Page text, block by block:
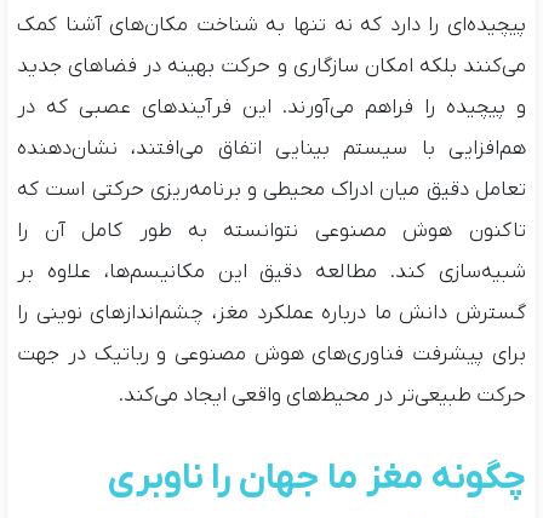
پیچیده‌ای را دارد که نه تنها به شناخت مکان‌های آشنا کمک
می‌کنند بلکه امکان سازگاری و حرکت بهینه در فضاهای جدید
و پیچیده را فراهم می‌آورند. این فرآیندهای عصبی که در
هم‌افزایی با سیستم بینایی اتفاق می‌افتند، نشان‌دهنده
تعامل دقیق میان ادراک محیطی و برنامه‌ریزی حرکتی است که
تاکنون هوش مصنوعی نتوانسته به طور کامل آن را
شبیه‌سازی کند. مطالعه دقیق این مکانیسم‌ها، علاوه بر
گسترش دانش ما درباره عملکرد مغز، چشم‌اندازهای نوینی را
برای پیشرفت فناوری‌های هوش مصنوعی و رباتیک در جهت
حرکت طبیعی‌تر در محیط‌های واقعی ایجاد می‌کند.
چگونه مغز ما جهان را ناوبری